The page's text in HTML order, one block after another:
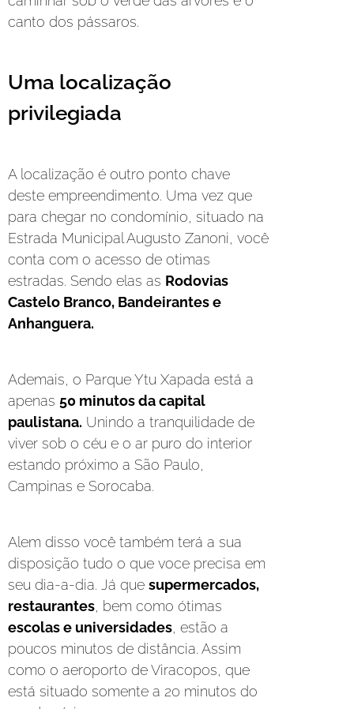
canto dos pássaros.
Uma localização
privilegiada
A localização é outro ponto chave
deste empreendimento. Uma vez que
para chegar no condomínio, situado na
Estrada Municipal Augusto Zanoni, você
conta com o acesso de otimas
estradas. Sendo elas as Rodovias
Castelo Branco, Bandeirantes e
Anhanguera.
Ademais, o Parque Ytu Xapada está a
apenas 50 minutos da capital
paulistana. Unindo a tranquilidade de
viver sob o céu e o ar puro do interior
estando próximo a São Paulo,
Campinas e Sorocaba.
Alem disso você também terá a sua
disposição tudo o que voce precisa em
seu dia-a-dia. Já que supermercados,
restaurantes , bem como ótimas
escolas e universidades , estão a
poucos minutos de distância. Assim
como o aeroporto de Viracopos, que
está situado somente a 20 minutos do